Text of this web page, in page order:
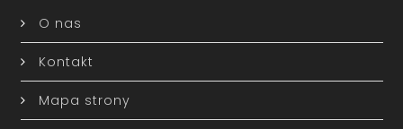
O nas
Kontakt
Mapa strony